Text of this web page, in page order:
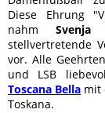
Diese Ehrung
nahmSvenja
stellvertretende
vor. Alle
und LSB
Toscana Bella mit
Toskana.